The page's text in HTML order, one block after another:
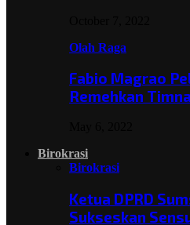
Olah Raga
Fabio Magrao
Remehkan
Birokrasi
Birokrasi
Ketua DPRD
Sukseskan